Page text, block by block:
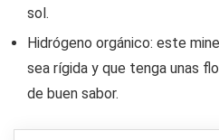
sol.
Hidrógeno orgánico: este
sea rígida y que tenga unas
de buen sabor.